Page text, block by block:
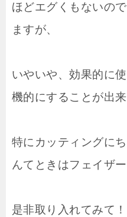
ほどエグくもないの
ますが、
いやいや、効果的に
機的にすることが出来
特にカッティングに
んてときはフェイザ
是非取り入れてみて！